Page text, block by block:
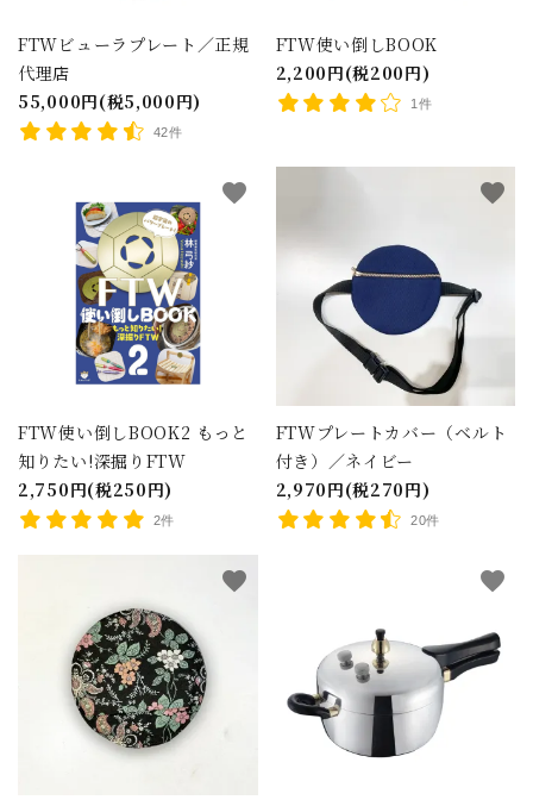
FTWビューラプレート／正規
代理店
55,000円(税5,000円)
42件
FTW使い倒しBOOK
2,200円(税200円)
1件
FTW使い倒しBOOK2 もっと
知りたい!深掘りFTW
2,750円(税250円)
2件
favorite
FTWプレートカバー（ベルト
付き）／ネイビー
2,970円(税270円)
20件
favorite
favorite favorite